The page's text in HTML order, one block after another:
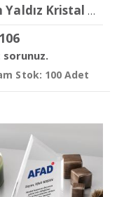
Altın Yaldız Kristal Plaket
sorunuz.
Stok: 100 Adet